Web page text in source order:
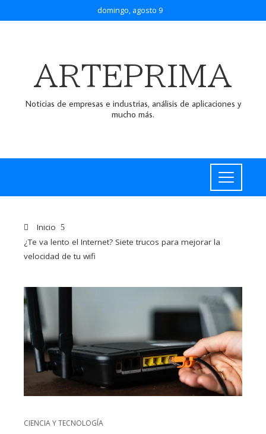
domingo, agosto 9
ARTEPRIMA
Noticias de empresas e industrias, análisis de aplicaciones y
mucho más.
Inicio
¿Te va lento el Internet? Siete trucos para mejorar la
velocidad de tu wifi
CIENCIA Y TECNOLOGÍA